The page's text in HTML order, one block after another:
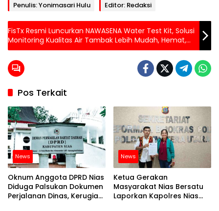
Penulis: Yonimasari Hulu Editor: Redaksi
FisTx Resmi Luncurkan NAWASENA Water Test Kit, Solusi
Monitoring Kualitas Air Tambak Lebih Mudah, Hemat,
dan Cerdas
Pos Terkait
News
Oknum Anggota DPRD Nias
Diduga Palsukan Dokumen
Perjalanan Dinas, Kerugian
News
Ketua Gerakan
Masyarakat Nias Bersatu
Laporkan Kapolres Nias